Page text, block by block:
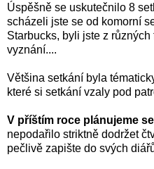
Úspěšně se uskutečnilo 8
scházeli jste se od komorní
Starbucks, byli jste z
vyznání....
Většina setkání byla
které si setkání vzaly pod
V příštím roce plánujeme
nepodařilo striktně dodržet
pečlivě zapište do svých